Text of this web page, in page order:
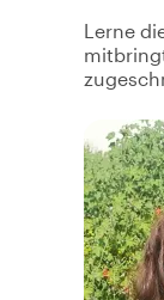
Lerne